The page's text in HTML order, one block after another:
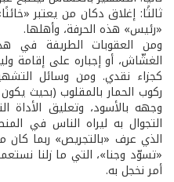
ثالثًا: إغلاق دكان من يعتبر
«رئيس» هذه الحرفة، وأهلها.
ومن العقوبات الطريفة
الغشّاش، أو إجباره على إقامة
كجزاء نقدي. ومن وسائل
ركوب الحمار بالمقلوب (بحيث
وجهه بالأسود، وتعليق
التجوال به ليراه الناس في
الذي عرف «بالتجريص» ربما
«تسوّد وجنا»، التي ما زلنا
أمر نخجل به.